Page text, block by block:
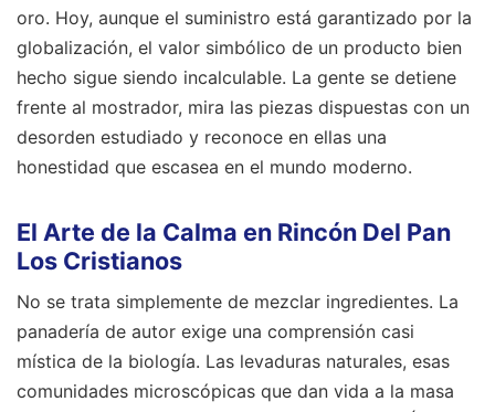
oro. Hoy, aunque el suministro está garantizado por la
globalización, el valor simbólico de un producto bien
hecho sigue siendo incalculable. La gente se detiene
frente al mostrador, mira las piezas dispuestas con un
desorden estudiado y reconoce en ellas una
honestidad que escasea en el mundo moderno.
El Arte de la Calma en Rincón Del Pan
Los Cristianos
No se trata simplemente de mezclar ingredientes. La
panadería de autor exige una comprensión casi
mística de la biología. Las levaduras naturales, esas
comunidades microscópicas que dan vida a la masa